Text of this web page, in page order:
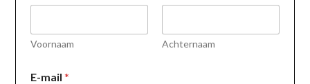
Voornaam Achternaam
E-mail*